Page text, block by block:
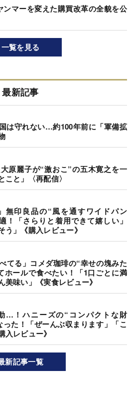
マーを変えた購買改革の全貌を公
一覧を見る
最新記事
は守れない…約100年前に「軍備拡
原麗子が“激おこ”の五木寛之を一
と」〈再配信〉
無印良品の“風を通すワイドパン
！「さらりと着用できて嬉しい」
う」《購入レビュー》
てる」コメダ珈琲の“幸せの塊みた
ホールで食べたい！「1口ごとに満
味い」《実食レビュー》
…！ハニーズの“コンパクトな財
た！「ぜーんぶ収まります」「こ
入レビュー》
新記事一覧